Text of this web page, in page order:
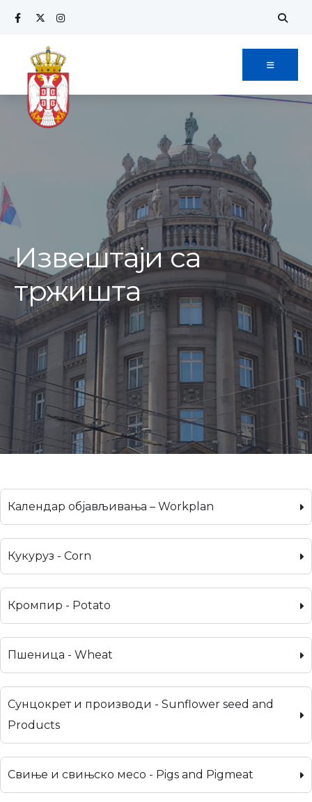
Извештаји са
тржишта
Календар објављивања – Workplan
Кукуруз - Corn
Кромпир - Potato
Пшеница - Wheat
Сунцокрет и производи - Sunflower seed and
Products
Свиње и свињско месо - Pigs and Pigmeat